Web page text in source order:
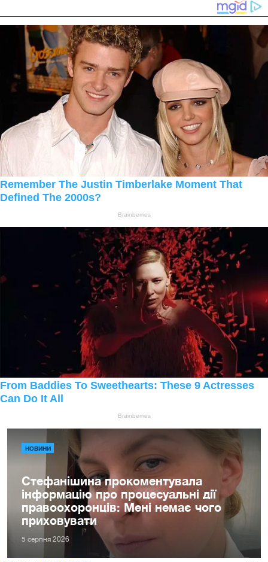
НОВИНИ
Стефанішина прокоментувала
інформацію про процесуальні дії
правоохоронців: Мені немає чого
приховувати
5 серпня 2026